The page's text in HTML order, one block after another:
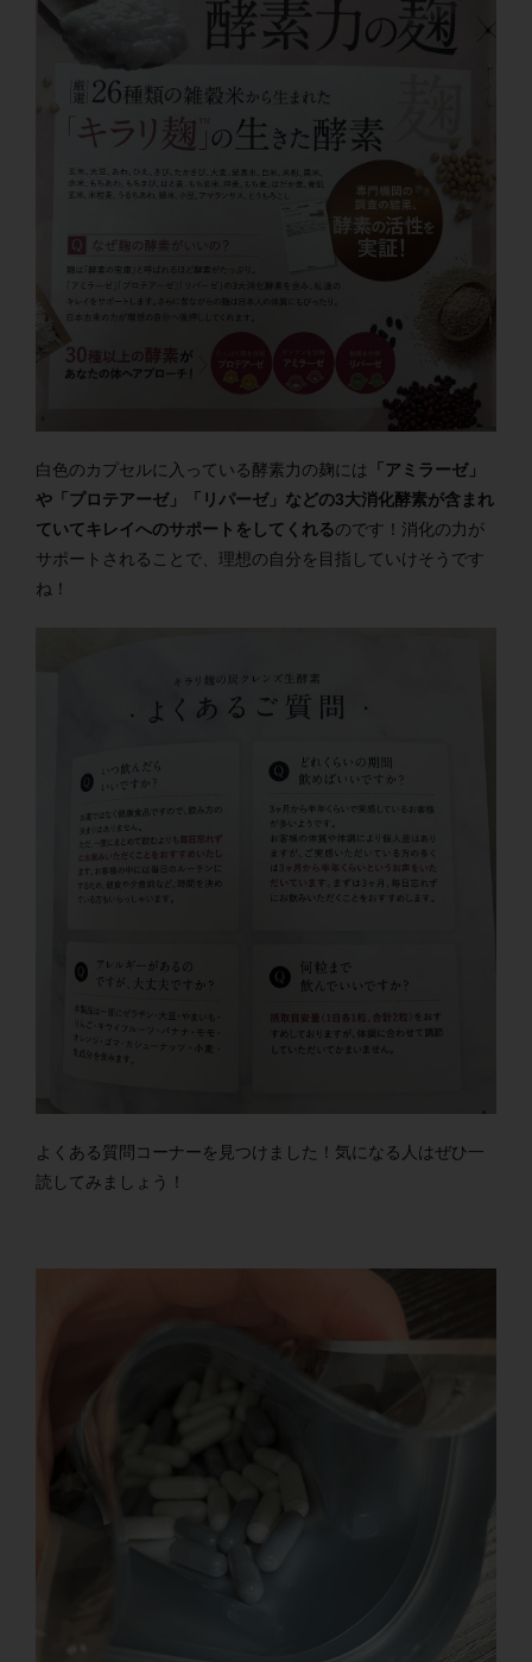
白色のカプセルに入っている酵素力の麹には
「アミラーゼ」
や「プロテアーゼ」「リパーゼ」などの3大消化酵素が含まれ
ていてキレイへのサポートをしてくれるのです！消化の力が
サポートされることで、理想の自分を目指していけそうです
ね！
よくある質問コーナーを見つけました！気になる人はぜひ一
読してみましょう！